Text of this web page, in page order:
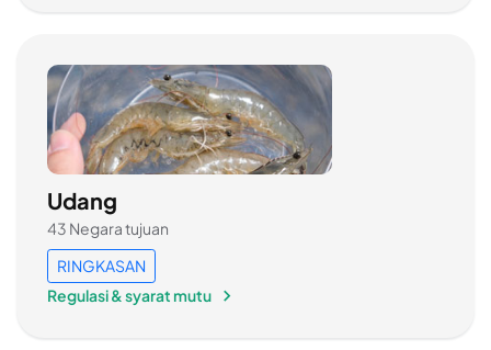
Udang
43 Negara tujuan
RINGKASAN
Regulasi & syarat mutu